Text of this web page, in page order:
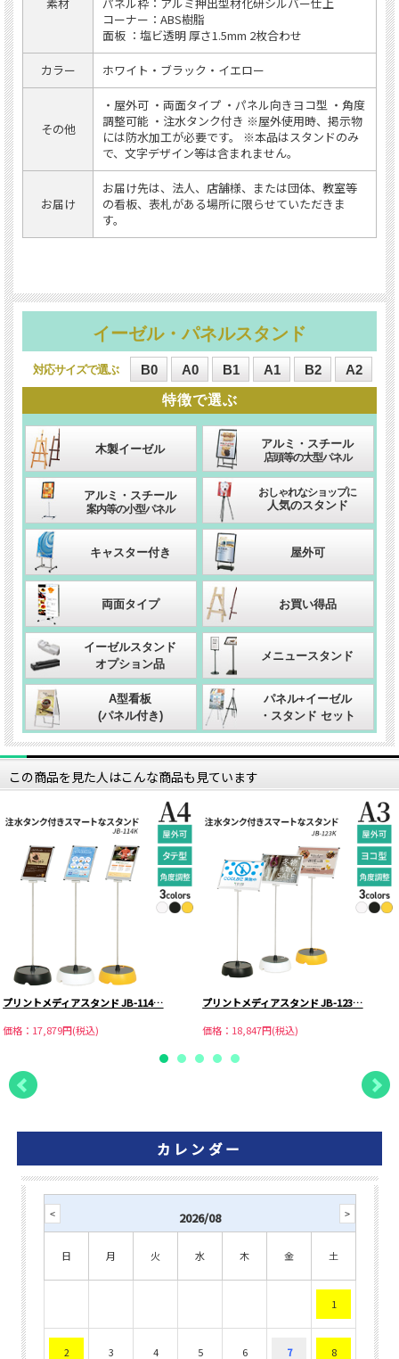
コーナー：ABS樹脂
面板 ：塩ビ透明 厚さ1.5mm 2枚合わせ
カラー ホワイト・ブラック・イエロー
その他
・屋外可 ・両面タイプ ・パネル向きヨコ型 ・角度
調整可能 ・注水タンク付き ※屋外使用時、掲示物
には防水加工が必要です。 ※本品はスタンドのみ
で、文字デザイン等は含まれません。
お届け
お届け先は、法人、店舗様、または団体、教室等
の看板、表札がある場所に限らせていただきま
す。
イーゼル・パネルスタンド
対応サイズ B0 A0 B1 A1 B2 A2
特徴
木製イーゼル アルミ・スチール
店頭等の大型パネル
アルミ・スチール
案内等の小型パネル
おしゃれなショップに
人気のスタンド
キャスター付き 屋外可
両面タイプ お買い得品
イーゼルスタンド
オプション品
メニュースタンド
A型看板
(パネル付き)
パネル+イーゼル
・スタンド セット
この商品を見た人はこんな商品も見ています
プリントメディアスタンド JB-114…
価格：17,879円(税込)
プリントメディアスタンド JB-123…
価格：18,847円(税込)
カレンダー